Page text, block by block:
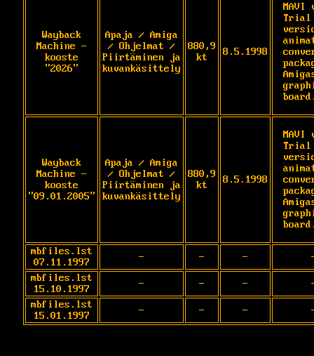
Wayback
Machine -
kooste
"2026"
Apaja / Amiga
/ Ohjelmat /
Piirtäminen ja
kuvankäsittely
880,9
kt
8.5.1998
MAVI
Trial
Wayback
Machine -
kooste
"09.01.2005"
Apaja / Amiga
/ Ohjelmat /
Piirtäminen ja
kuvankäsittely
880,9
kt
8.5.1998
MAVI
Trial
mbfiles.lst
07.11.1997
- - -
mbfiles.lst
15.10.1997
- - -
mbfiles.lst
15.01.1997
- - -